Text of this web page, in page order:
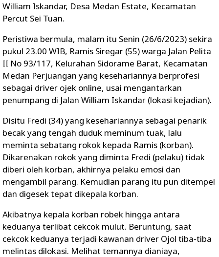
William Iskandar, Desa Medan Estate, Kecamatan
Percut Sei Tuan.
Peristiwa bermula, malam itu Senin (26/6/2023) sekira
pukul 23.00 WIB, Ramis Siregar (55) warga Jalan Pelita
II No 93/117, Kelurahan Sidorame Barat, Kecamatan
Medan Perjuangan yang kesehariannya berprofesi
sebagai driver ojek online, usai mengantarkan
penumpang di Jalan William Iskandar (lokasi kejadian).
Disitu Fredi (34) yang kesehariannya sebagai penarik
becak yang tengah duduk meminum tuak, lalu
meminta sebatang rokok kepada Ramis (korban).
Dikarenakan rokok yang diminta Fredi (pelaku) tidak
diberi oleh korban, akhirnya pelaku emosi dan
mengambil parang. Kemudian parang itu pun ditempel
dan digesek tepat dikepala korban.
Akibatnya kepala korban robek hingga antara
keduanya terlibat cekcok mulut. Beruntung, saat
cekcok keduanya terjadi kawanan driver Ojol tiba-tiba
melintas dilokasi. Melihat temannya dianiaya,